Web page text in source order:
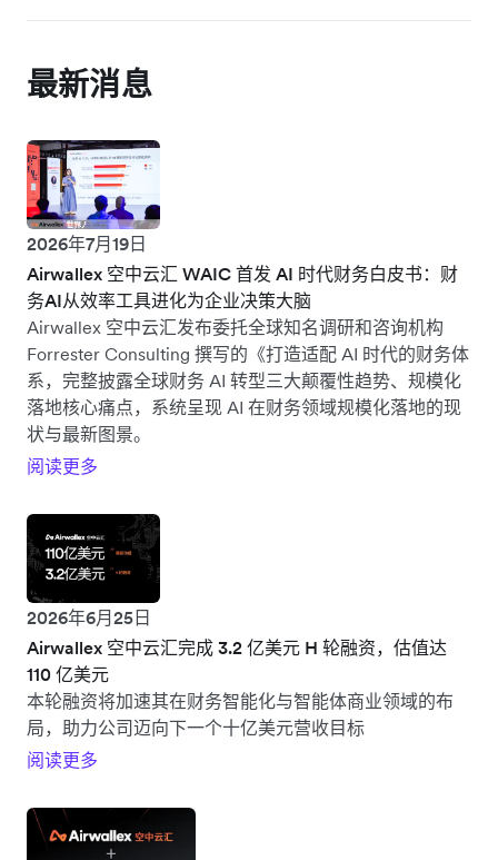
最新消息
2026年7月19日
Airwallex 空中云汇 WAIC 首发 AI 时代财务白皮书：财
务AI从效率工具进化为企业决策大脑
Airwallex 空中云汇发布委托全球知名调研和咨询机构
Forrester Consulting 撰写的《打造适配 AI 时代的财务体
系，完整披露全球财务 AI 转型三大颠覆性趋势、规模化
落地核心痛点，系统呈现 AI 在财务领域规模化落地的现
状与最新图景。
阅读更多
2026年6月25日
Airwallex 空中云汇完成 3.2 亿美元 H 轮融资，估值达
110 亿美元
本轮融资将加速其在财务智能化与智能体商业领域的布
局，助力公司迈向下一个十亿美元营收目标
阅读更多